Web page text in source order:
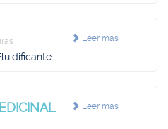
Leer más
Leer más